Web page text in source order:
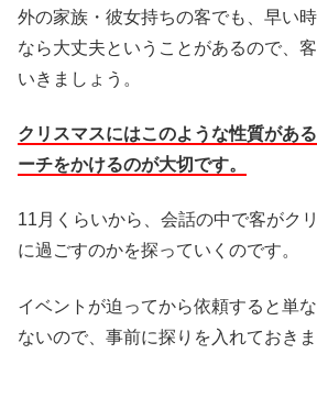
外の家族・彼女持ちの客でも、早い
なら大丈夫ということがあるので、
いきましょう。
クリスマスにはこのような性質があ
ーチをかけるのが大切です。
11月くらいから、会話の中で客がク
に過ごすのかを探っていくのです。
イベントが迫ってから依頼すると単
ないので、事前に探りを入れておきま